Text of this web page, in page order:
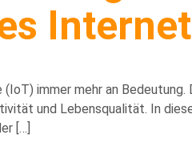
immer mehr an
und Lebensqualität. In
[…]